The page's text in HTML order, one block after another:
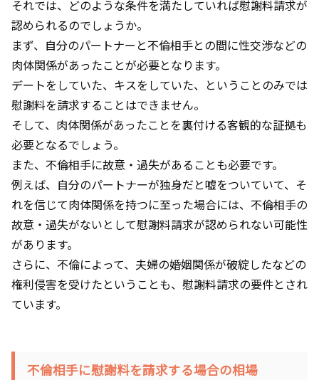
それでは、どのような条件を満たしていれば慰謝料請求が
認められるのでしょうか。
まず、自分のパートナーと不倫相手との間に性交渉などの
肉体関係があったことが必要となります。
デートをしていた、キスをしていた、ということのみでは
慰謝料を請求することはできません。
そして、肉体関係があったことを裏付ける客観的な証拠も
必要となるでしょう。
また、不倫相手に故意・過失があることも必要です。
例えば、自分のパートナーが独身だと嘘をついていて、そ
れを信じて肉体関係を持つに至った場合には、不倫相手の
故意・過失がないとして慰謝料請求が認められない可能性
があります。
さらに、不倫によって、夫婦の婚姻関係が破綻したなどの
権利侵害を受けたということも、慰謝料請求の要件とされ
ています。
不倫相手に慰謝料を請求する場合の相場